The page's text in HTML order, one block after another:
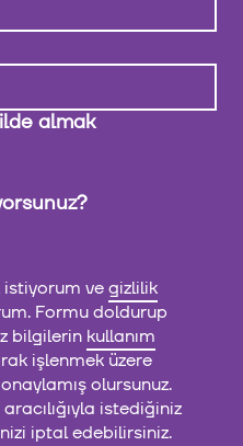
almak
vegizlilik
Formu doldurup
bilgilerin kullanım
işlenmek üzere
olursunuz.
istediğiniz
iptal edebilirsiniz.